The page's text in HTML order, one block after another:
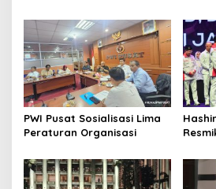
Hukum RI
PWI Pusat Sosialisasi Lima
Peraturan Organisasi